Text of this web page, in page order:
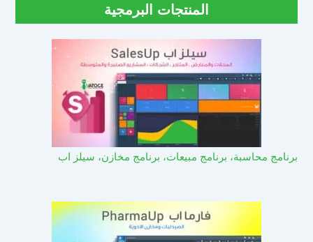
المنتجات البرمجية
برنامج محاسبة، برنامج مبيعات، برنامج مخازن، سيلز اب